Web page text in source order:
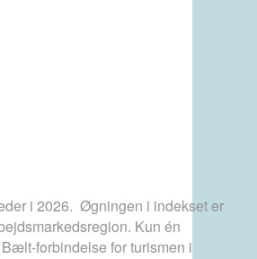
i 2026. Øgningen i indekset er
Kun én
forbindelse for turismen i